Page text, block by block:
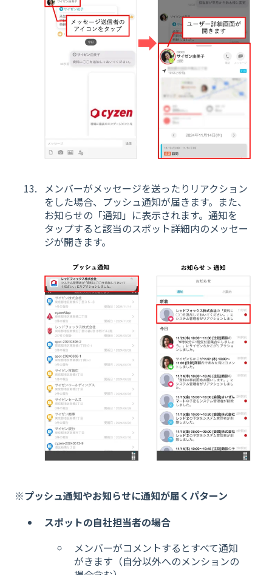
メンバーがメッセージを送ったりリアクション
をした場合、プッシュ通知が届きます。また、
お知らせの「通知」に表示されます。通知を
タップすると該当のスポット詳細内のメッセー
ジが開きます。
※プッシュ通知やお知らせに通知が届くパターン
スポットの自社担当者の場合
メンバーがコメントするとすべて通知
がきます（自分以外へのメンションの